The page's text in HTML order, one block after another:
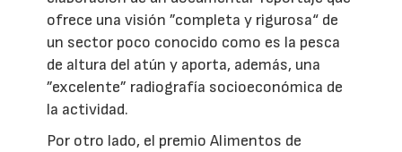
ofrece una visión ”completa y rigurosa“ de
un sector poco conocido como es la pesca
de altura del atún y aporta, además, una
”excelente” radiografía socioeconómica de
la actividad.
Por otro lado, el premio Alimentos de